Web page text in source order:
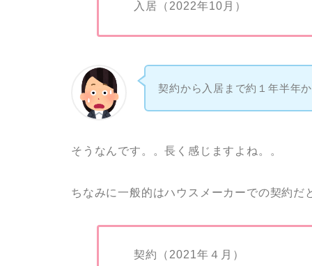
入居（2022年10月）
契約から入居まで約１年半年
そうなんです。。長く感じますよね。。
ちなみに一般的はハウスメーカーでの契約だ
契約（2021年４月）